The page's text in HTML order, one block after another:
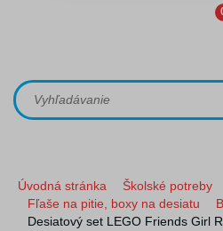
Úvodná stránka
Školské potreby
Fľaše na pitie, boxy na desiatu
Desiatový set LEGO Friends Girl